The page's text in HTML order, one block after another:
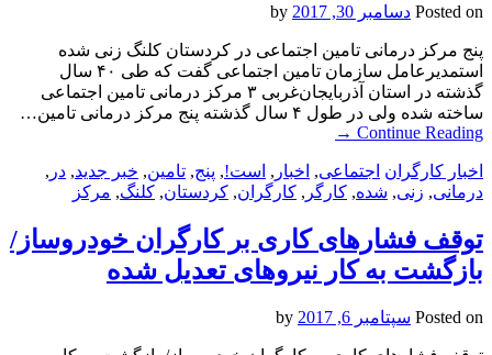
Posted on دسامبر 30, 2017
پنج مرکز درمانی تامین اجتماعی در کردستان کلنگ زنی شده
استمدیرعامل سازمان تامین اجتماعی گفت که طی ۴۰ سال
گذشته در استان آذربایجان‌غربی ۳ مرکز درمانی تامین اجتماعی
ساخته شده ولی در طول ۴ سال گذشته پنج مرکز درمانی تامین…
Continue Reading
→
اخبار کارگران اجتماعی, اخبار , است!, پنج, تامین, خبر جدید, در ,
درمانی, زنی, شده, کارگر , کارگران, کردستان, کلنگ, مرکز
توقف فشار‌های کاری بر کارگران خودروساز/
بازگشت به کار نیروهای تعدیل شده
Posted on سپتامبر 6, 2017